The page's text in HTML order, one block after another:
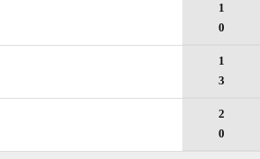
1
0
1
3
2
0